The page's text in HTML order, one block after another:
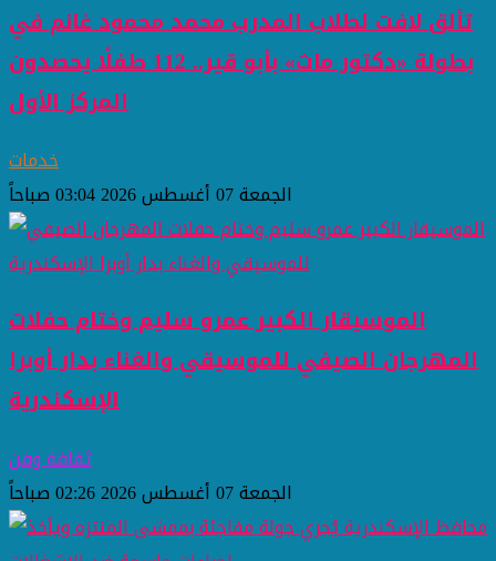
تألق لافت لطلاب المدرب محمد محمود غانم في
بطولة «دكتور ماث» بأبو قير.. 112 طفلًا يحصدون
المركز الأول
خدمات
الجمعة 07 أغسطس 2026 03:04 صباحاً
الموسيقار الكبير عمرو سليم وختام حفلات
المهرجان الصيفي للموسيقي والغناء بدار أوبرا
الإسكندرية
ثقافة وفن
الجمعة 07 أغسطس 2026 02:26 صباحاً